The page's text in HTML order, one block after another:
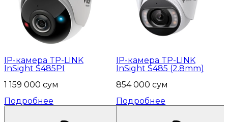
IP-камера TP-LINK
InSight S485PI
1 159 000 сум
Подробнее
IP-камера TP-LINK
InSight S485 (2.8mm)
854 000 сум
Подробнее